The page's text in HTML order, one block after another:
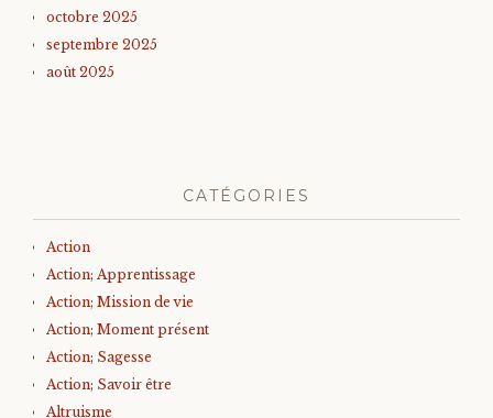
octobre 2025
septembre 2025
août 2025
CATÉGORIES
Action
Action; Apprentissage
Action; Mission de vie
Action; Moment présent
Action; Sagesse
Action; Savoir être
Altruisme